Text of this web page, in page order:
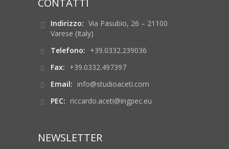
CONTATTI
Indirizzo: Via Pasubio, 26 – 21100
Varese (Italy)
Telefono: +39.0332.239036
Fax: +39.0332.497397
Email: info@studioaceti.com
PEC: riccardo.aceti@ingpec.eu
NEWSLETTER